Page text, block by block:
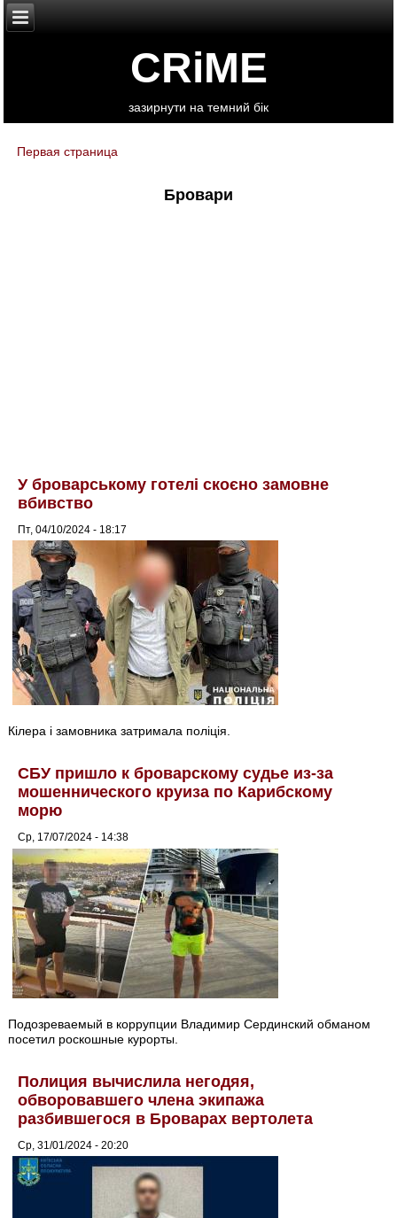
CRiME
зазирнути на темний бік
You are here
Первая страница
Бровари
У броварському готелі скоєно замовне
вбивство
Пт, 04/10/2024 - 18:17
Кілера і замовника затримала поліція.
СБУ пришло к броварскому судье из-за
мошеннического круиза по Карибскому
морю
Ср, 17/07/2024 - 14:38
Подозреваемый в коррупции Владимир Сердинский обманом
посетил роскошные курорты.
Полиция вычислила негодяя,
обворовавшего члена экипажа
разбившегося в Броварах вертолета
Ср, 31/01/2024 - 20:20